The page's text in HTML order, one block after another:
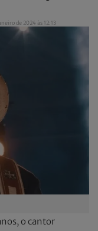
de 2024 às 12:13
o cantor